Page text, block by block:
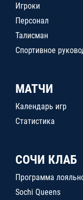
Игроки
Персонал
Талисман
Спортивное
МАТЧИ
Календарь игр
Статистика
СОЧИ КЛАБ
Программа
Sochi Queens